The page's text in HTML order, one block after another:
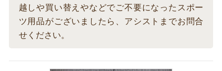
越しや買い替えやなどでご不要になったスポー
ツ用品がございましたら、アシストまでお問合
せください。